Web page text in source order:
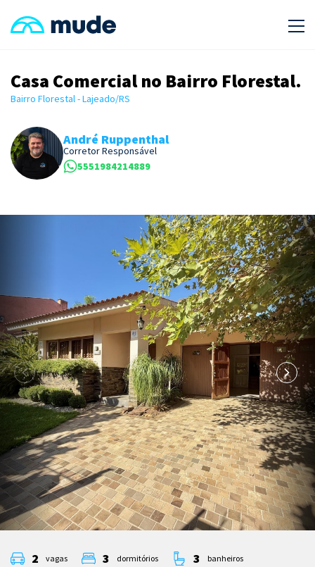
Casa Comercial no Bairro Florestal.
Bairro Florestal - Lajeado/RS
André Ruppenthal
Corretor Responsável
5551984214889
2 vagas 3 dormitórios 3 banheiros